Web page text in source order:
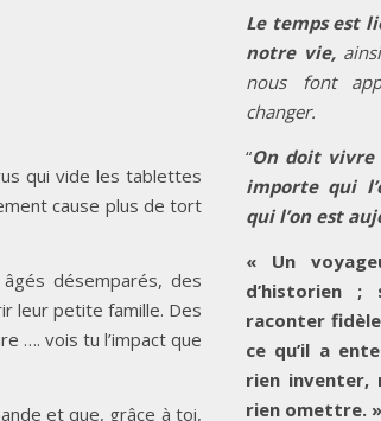
qui vide les tablettes
cause plus de tort
désemparés, des
leur petite famille. Des
…. vois tu l’impact que
et que, grâce à toi,
Le temps est
notre vie,
nous font
changer.
“On doit vivre
importe qui
qui l’on est
« Un
d’historien
raconter
ce qu’il a
rien inventer,
rien omettre. »